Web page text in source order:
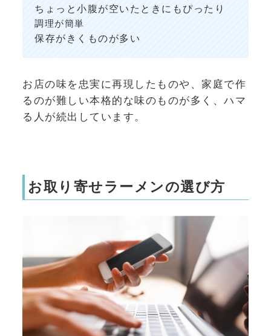
ちょっと小腹が空いたときにもぴったり
調理が簡単
保存がきくものが多い
お店の味を忠実に再現したものや、家庭で作
るのが難しい本格的な味のものが多く、ハマ
る人が続出しています。
お取り寄せラーメンの選び方